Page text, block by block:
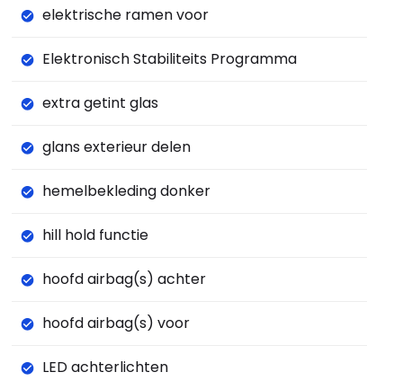
elektrische ramen voor
Elektronisch Stabiliteits Programma
extra getint glas
glans exterieur delen
hemelbekleding donker
hill hold functie
hoofd airbag(s) achter
hoofd airbag(s) voor
LED achterlichten